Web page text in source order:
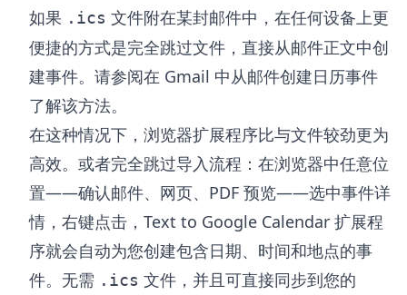
如果 .ics 文件附在某封邮件中，在任何设备上更
便捷的方式是完全跳过文件，直接从邮件正文中创
建事件。请参阅在 Gmail 中从邮件创建日历事件
了解该方法。
在这种情况下，浏览器扩展程序比与文件较劲更为
高效。或者完全跳过导入流程：在浏览器中任意位
置——确认邮件、网页、PDF 预览——选中事件详
情，右键点击， Text to Google Calendar 扩展程
序就会自动为您创建包含日期、时间和地点的事
件。无需 .ics 文件，并且可直接同步到您的